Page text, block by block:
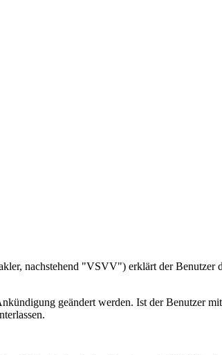
nachstehend "VSVV") erklärt der Benutzer
geändert werden. Ist der Benutzer